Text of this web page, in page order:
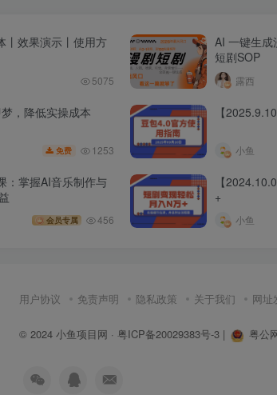
丨效果演示丨使用方
5075
AI 一键生
短剧SOP
露西
，降低实操成本
免费 1253
【
小鱼
：掌握AI音乐制作与
会员专属 456
【
+
小鱼
用户协议 免责声明 隐私政策 关于我们 网址
© 2024 小鱼项目网 · 粤ICP备20029383号-3 | 粤公